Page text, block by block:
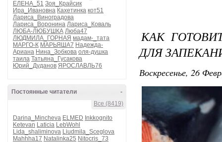
ЕЛЕНА_51 Зоя_Крайсик
Ира_Ивановна Кахетинка кот51
Лариса_Виноградова
Лариса_Воронина Лариса_Коваль
ЛЮБА-ЛЮБУШКА Люба47
ЛЮДМИЛА_ГОРНАЯ мадам-_тата
МАРГО-К МАРЬЯША7 Надежда-
Ариана Нина_Зобкова оля-душка
таила Татьяна_Гусакова
Юрий_Дуданов ЯРОСЛАВЛЬ76
-
Постоянные читатели
Все (8419)
Darina_Mincheva ELMED Inkkognito
Ketevan Laticia LebWohl
Lida_shaliminova Liudmila_Sceglova
Mahhha17 Natalinka25 Nitocris_73
КАК
ДЛЯ
Воскресенье, 26